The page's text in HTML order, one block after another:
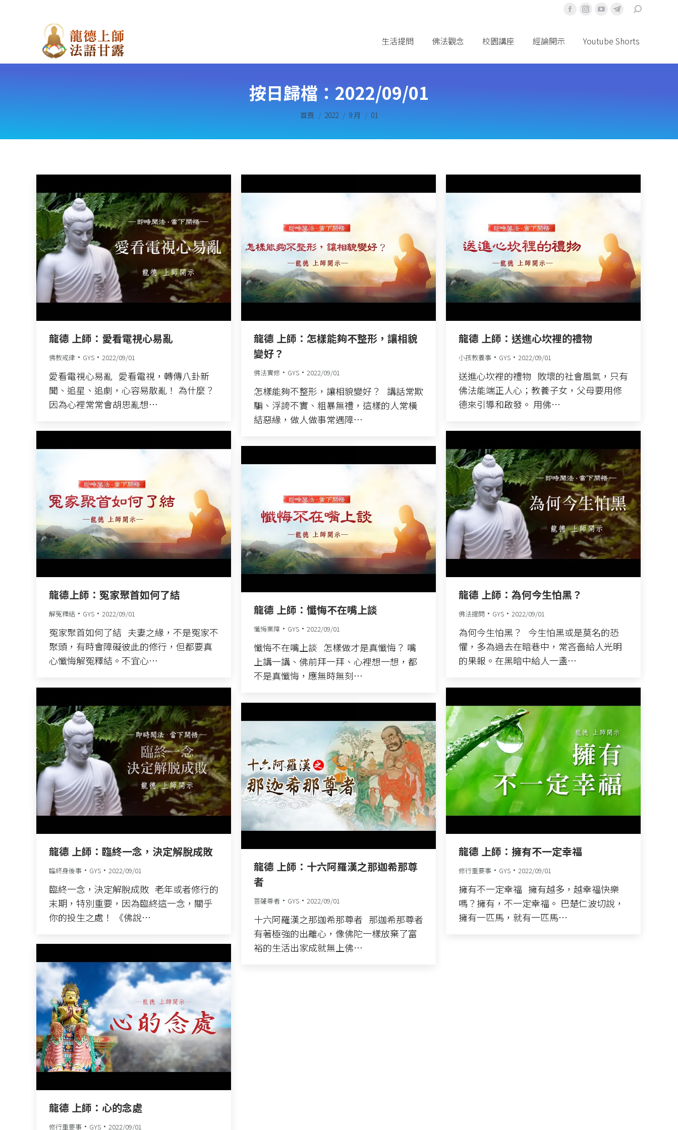
Facebook
新
Instagram
面
新
YouTube
面
新
Telegram
面
新
搜
生活提問 佛法觀念 校園講座 經論開示 Youtube Shorts
按日歸檔： 2022/09/01
您在這裡：
首頁 2022 9 月 01
龍德 上師：愛看電視心易亂
佛教戒律 GYS 2022/09/01
愛看電視心易亂 愛看電視，轉傳八卦新
聞、追星、追劇，心容易散亂！ 為什麼？
因為心裡常常會胡思亂想…
龍德 上師：怎樣能夠不整形，讓相貌
變好？
佛法實修 GYS 2022/09/01
怎樣能夠不整形，讓相貌變好？ 講話常欺
騙、浮誇不實、粗暴無禮，這樣的人常橫
結惡緣，做人做事常遇障…
龍德 上師：送進心坎裡的禮物
小孩教養事 GYS 2022/09/01
送進心坎裡的禮物 敗壞的社會風氣，只有
佛法能端正人心；教養子女，父母要用修
德來引導和啟發。 用佛…
龍德上師：冤家聚首如何了結
解冤釋結 GYS 2022/09/01
冤家聚首如何了結 夫妻之緣，不是冤家不
聚頭，有時會障礙彼此的修行，但都要真
心懺悔解冤釋結。不宜心…
龍德 上師：為何今生怕黑？
佛法提問 GYS 2022/09/01
為何今生怕黑？ 今生怕黑或是莫名的恐
懼，多為過去在暗巷中，常吝嗇給人光明
的果報。在黑暗中給人一盞…
龍德 上師：懺悔不在嘴上談
懺悔業障 GYS 2022/09/01
懺悔不在嘴上談 怎樣做才是真懺悔？ 嘴
上講一講、佛前拜一拜、心裡想一想，都
不是真懺悔，應無時無刻…
龍德 上師：臨終一念，決定解脫成敗
臨終身後事 GYS 2022/09/01
臨終一念，決定解脫成敗 老年或者修行的
末期，特別重要，因為臨終這一念，關乎
你的投生之處！ 《佛說…
龍德 上師：擁有不一定幸福
修行重要事 GYS 2022/09/01
擁有不一定幸福 擁有越多，越幸福快樂
嗎？擁有，不一定幸福。 巴楚仁波切說，
擁有一匹馬，就有一匹馬…
龍德 上師：十六阿羅漢之那迦希那尊
者
菩薩尊者 GYS 2022/09/01
十六阿羅漢之那迦希那尊者 那迦希那尊者
有著極強的出離心，像佛陀一樣放棄了富
裕的生活出家成就無上佛…
龍德 上師：心的念處
修行重要事 GYS 2022/09/01